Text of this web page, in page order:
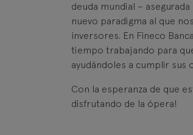
deuda mundial –
nuevo paradigma al que
inversores. En Fineco
tiempo trabajando para
ayudándoles a cumplir sus
Con la esperanza de que
disfrutando de la ópera!